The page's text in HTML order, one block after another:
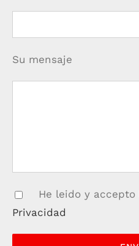
Su mensaje
He leido y accepto
Privacidad